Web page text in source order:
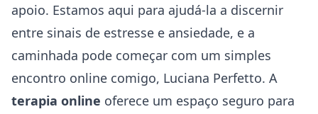
apoio. Estamos aqui para ajudá-la a discernir
entre sinais de estresse e ansiedade, e a
caminhada pode começar com um simples
encontro online comigo, Luciana Perfetto. A
terapia online oferece um espaço seguro para